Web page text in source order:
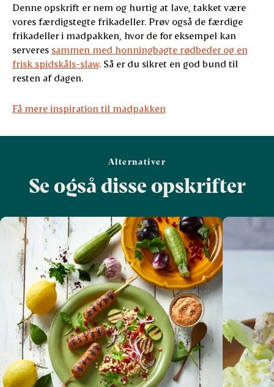
Denne opskrift er nem og hurtig at lave, takket være
vores færdigstegte frikadeller. Prøv også de færdige
frikadeller i madpakken, hvor de for eksempel kan
serveres sammen med honningbagte rødbeder og en
frisk spidskåls-slaw. Så er du sikret en god bund til
resten af dagen.
Få mere inspiration til madpakken
Alternativer
Se også disse opskrifter